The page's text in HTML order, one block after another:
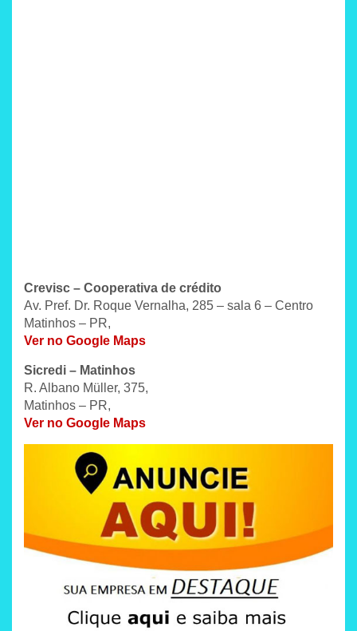
Crevisc – Cooperativa de crédito
Av. Pref. Dr. Roque Vernalha, 285 – sala 6 – Centro
Matinhos – PR,
Ver no Google Maps
Sicredi – Matinhos
R. Albano Müller, 375,
Matinhos – PR,
Ver no Google Maps